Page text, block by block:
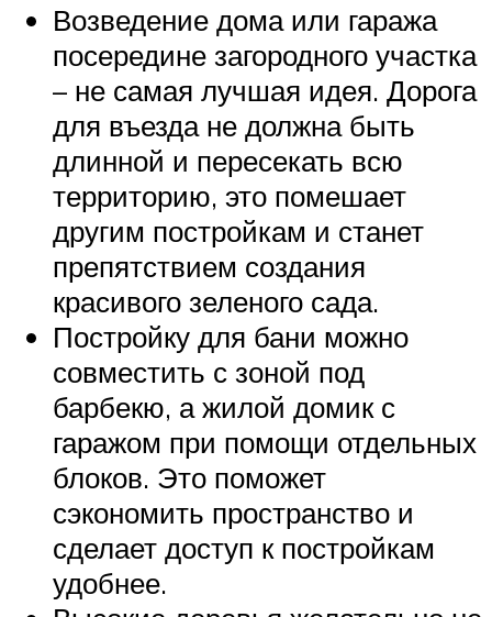
Возведение дома или гаража
посередине загородного участка
– не самая лучшая идея. Дорога
для въезда не должна быть
длинной и пересекать всю
территорию, это помешает
другим постройкам и станет
препятствием создания
красивого зеленого сада.
Постройку для бани можно
совместить с зоной под
барбекю, а жилой домик с
гаражом при помощи отдельных
блоков. Это поможет
сэкономить пространство и
сделает доступ к постройкам
удобнее.